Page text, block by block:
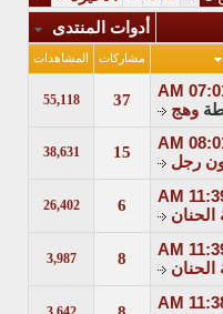
أدوات المنتدى
مشاركات المشاهدات
07:01
وهج
37
55,118
08:01
رجل
15
38,631
11:39
الحنان
6
26,402
11:39
الحنان
8
3,987
11:38